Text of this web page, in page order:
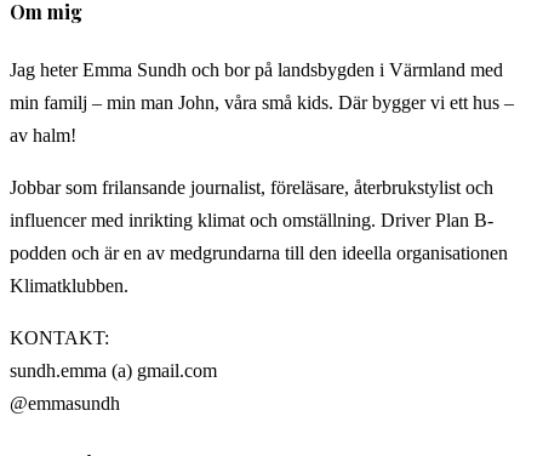
Om mig
Jag heter Emma Sundh och bor på landsbygden i Värmland med
min familj – min man John, våra små kids. Där bygger vi ett hus –
av halm!
Jobbar som frilansande journalist, föreläsare, återbrukstylist och
influencer med inrikting klimat och omställning. Driver Plan B-
podden och är en av medgrundarna till den ideella organisationen
Klimatklubben.
KONTAKT:
sundh.emma (a) gmail.com
@emmasundh